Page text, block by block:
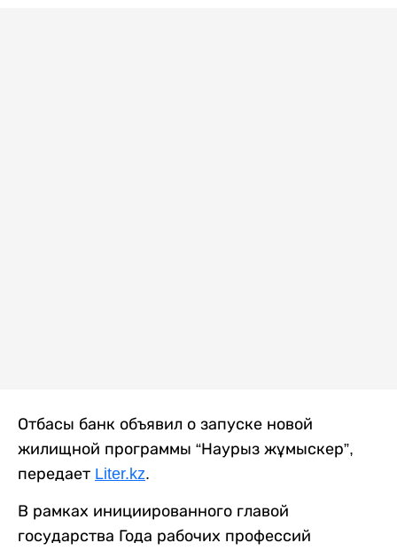
Отбасы банк объявил о запуске новой
жилищной программы “Наурыз жұмыскер”,
передает Liter.kz.
В рамках инициированного главой
государства Года рабочих профессий